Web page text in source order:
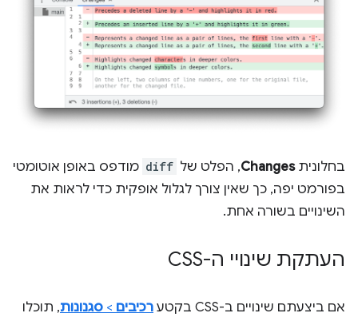
בחלוניתChanges, הפלט של diff מודפס באופן אוטומטי
בפורמט יפה, כך שאין צורך לגלול אופקית כדי לראות את
השינויים בשורה אחת.
העתקת שינויי ה-CSS
אם ביצעתם שינויים ב-CSS בקטע רכיבים > סגנונות, תוכלו